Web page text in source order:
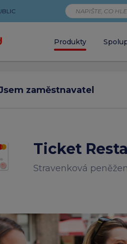
Produkty
zaměstnavatel
Ticket
Stravenková